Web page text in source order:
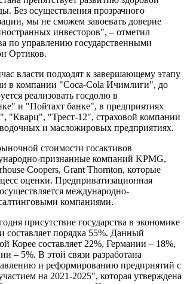
Без осуществления прозрачного
мы не сможем завоевать доверие
инвесторов", – отметил
по управлению государственными
Ортиков.
власти подходят к завершающему этапу
в компании "Coca-Cola Ичимлиги", до
реализовать госдолю в
и "Пойтахт банке", в предприятиях
"Кварц", "Трест-12", страховой компании
и масложировых предприятиях.
стоимости госактивов
признанные компаний KPMG,
Coopers, Grant Thornton, которые
оценки. Предприватизационная
международно-
компаниями.
присутствие государства в экономике
составляет порядка 55%. Данный
Корее составляет 22%, Германии – 18%,
– 5%. В этой связи разработана
и реформированию предприятий с
на 2021-2025", которая утверждена